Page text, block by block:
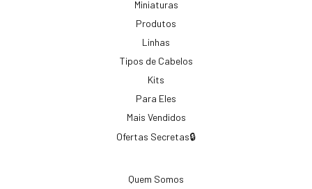
Miniaturas
Produtos
Linhas
Tipos de Cabelos
Kits
Para Eles
Mais Vendidos
Ofertas Secretas🔒
Quem Somos